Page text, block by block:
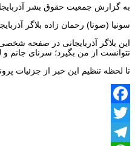
به گزارش جمعیت حقوق بشر
سونیا (صونا) رحمان زاده بلاگر آذربایجانی ساکن تبریز که ۲۷ آذرماه ۱۴۰۱ توسط نیروهای امنیتی ایران جلوی درب منزلشان بازداشت شده بود با تودیع
این بلاگر آذربایجانی در صفحه
نتوانست از من بگیرد؛ سرنای جانم و
تا لحظه تنظیم این خبر از جزئیات
Facebook
Twitter